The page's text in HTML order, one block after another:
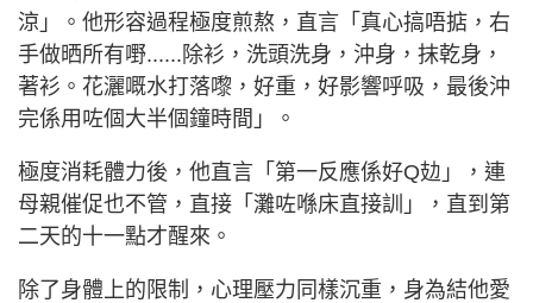
涼」。他形容過程極度煎熬，直言「真心搞唔掂，右
手做晒所有嘢......除衫，洗頭洗身，沖身，抹乾身，
著衫。花灑嘅水打落嚟，好重，好影響呼吸，最後沖
完係用咗個大半個鐘時間」。
極度消耗體力後，他直言「第一反應係好Q攰」，連
母親催促也不管，直接「灘咗喺床直接訓」，直到第
二天的十一點才醒來。
除了身體上的限制，心理壓力同樣沉重，身為結他愛